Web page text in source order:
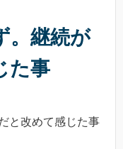
。継続が
た事
と改めて感じた事